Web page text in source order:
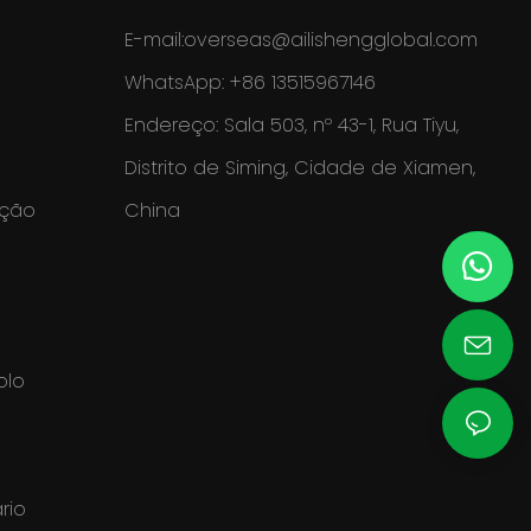
E-mail:overseas@ailishengglobal.com
WhatsApp: +86 13515967146
Endereço: Sala 503, nº 43-1, Rua Tiyu,
Distrito de Siming, Cidade de Xiamen,
China